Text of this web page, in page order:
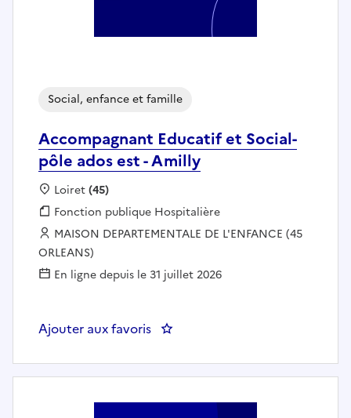
Accompagnant Educatif et Social-
pôle ados est - Amilly
Social, enfance et famille
Localisation :
Loiret(45)
Fonction publique :
Fonction publique Hospitalière
Employeur :
MAISON DEPARTEMENTALE DE L'ENFANCE (45
ORLEANS)
En ligne depuis le 31 juillet 2026
Ajouter aux favoris : Accompagnant Educatif et